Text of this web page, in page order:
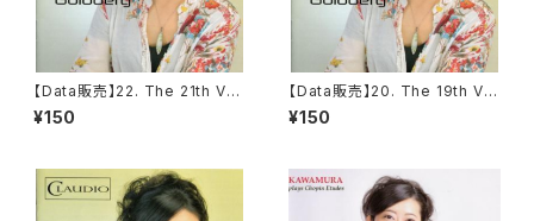
【Data販売】22. The 21th Vari
ation from The Goldberg V
ariationen, BWV 988
¥150
【Data販売】20. The 19th Var
iation from The Goldberg
Variationen, BWV 988
¥150